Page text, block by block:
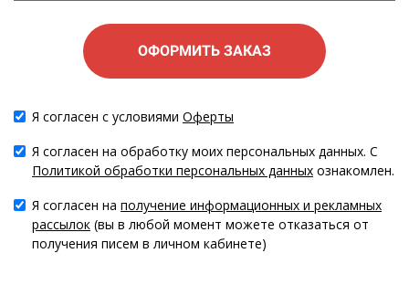
ОФОРМИТЬ ЗАКАЗ
Я согласен с условиями Оферты
Я согласен на обработку моих персональных данных. С
Политикой обработки персональных данных ознакомлен.
Я согласен на получение информационных и рекламных
рассылок (вы в любой момент можете отказаться от
получения писем в личном кабинете)